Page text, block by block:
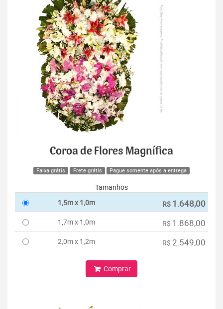
Coroa de Flores Magnífica
Faixa grátis Frete grátis Pague somente após a entrega
Tamanhos
1,5m x 1,0m
R$ 1.648,00
1,7m x 1,0m R$ 1.868,00
2,0m x 1,2m R$ 2.549,00
Comprar